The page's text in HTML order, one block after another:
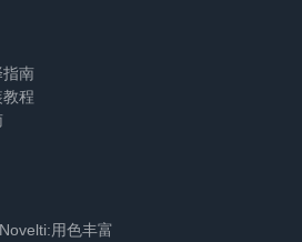
南
程
用色丰富